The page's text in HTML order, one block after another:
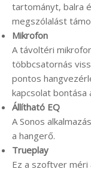
tartományt, balra
megszólalást
Mikrofon
A távoltéri
többcsatornás
pontos
kapcsolat bontása
Állítható EQ
A Sonos
a hangerő.
Trueplay
Ez a szoftver méri